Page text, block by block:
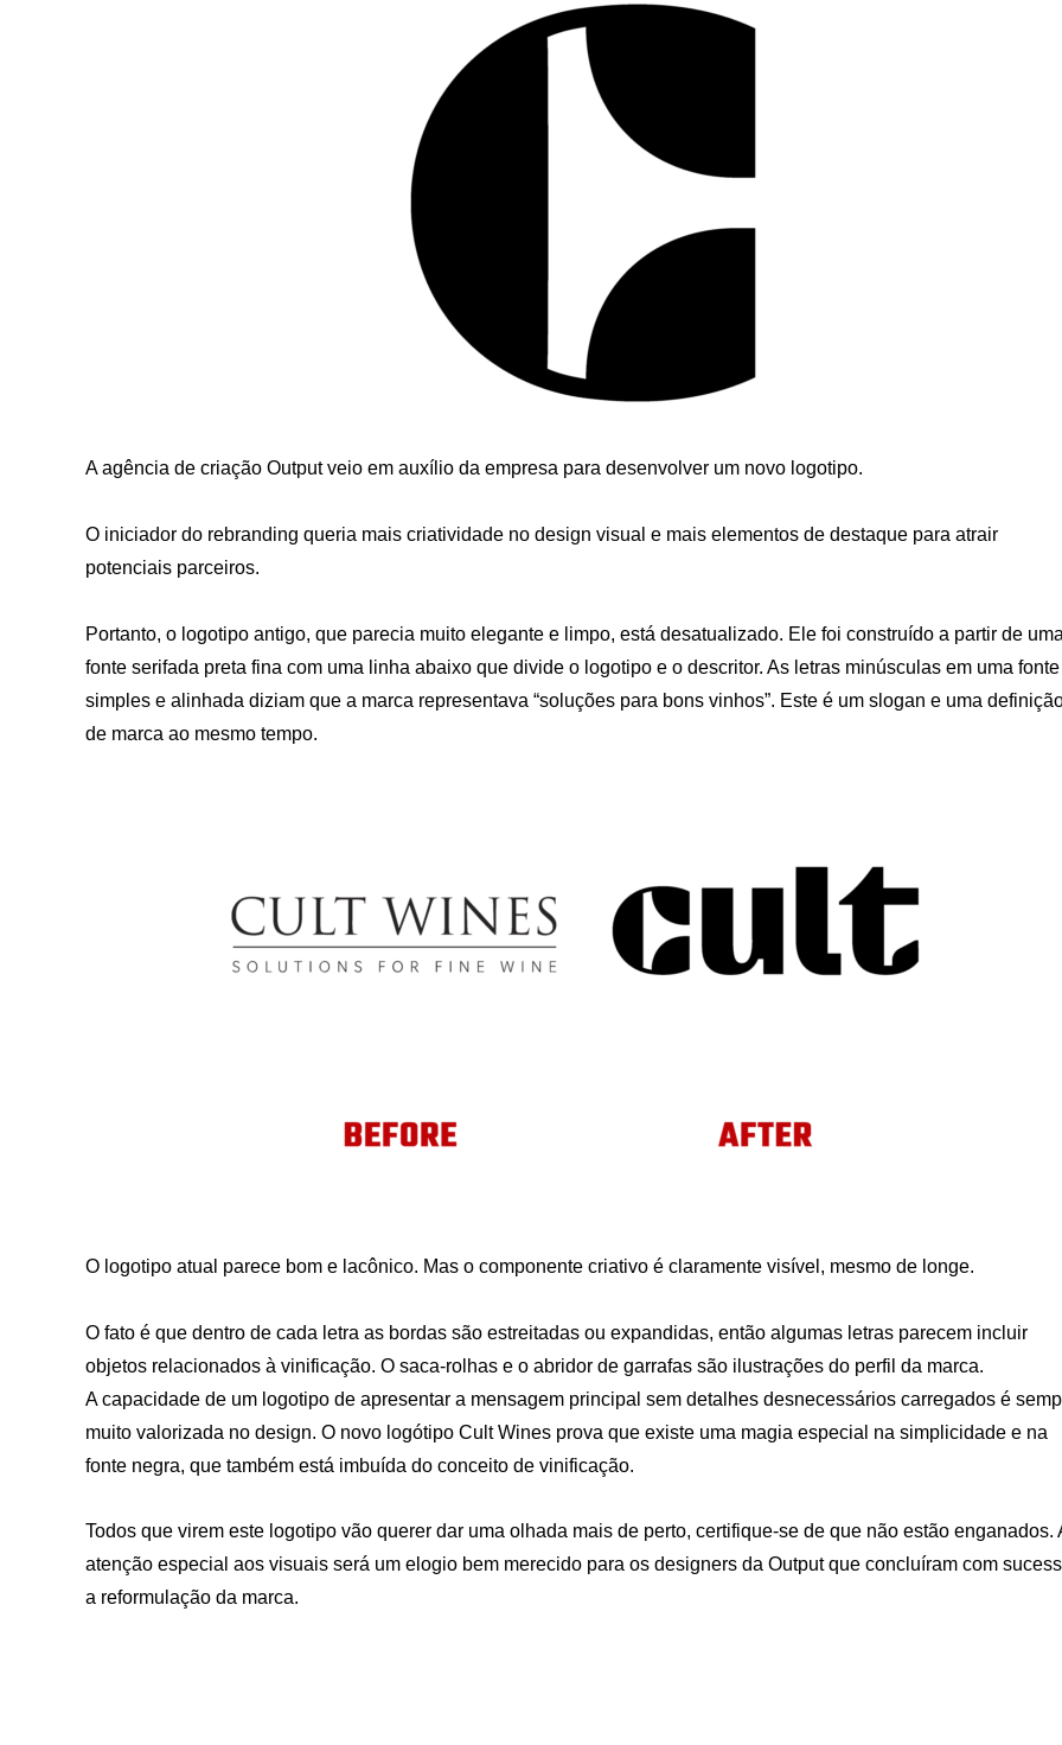
A agência de criação Output veio em auxílio da empresa para desenvolver um novo logotipo.
O iniciador do rebranding queria mais criatividade no design visual e mais elementos de destaque para atrair
potenciais parceiros.
Portanto, o logotipo antigo, que parecia muito elegante e limpo, está desatualizado. Ele foi construído a partir de uma
fonte serifada preta fina com uma linha abaixo que divide o logotipo e o descritor. As letras minúsculas em uma fonte
simples e alinhada diziam que a marca representava “soluções para bons vinhos”. Este é um slogan e uma
de marca ao mesmo tempo.
O logotipo atual parece bom e lacônico. Mas o componente criativo é claramente visível, mesmo de longe.
O fato é que dentro de cada letra as bordas são estreitadas ou expandidas, então algumas letras parecem incluir
objetos relacionados à vinificação. O saca-rolhas e o abridor de garrafas são ilustrações do perfil da marca.
A capacidade de um logotipo de apresentar a mensagem principal sem detalhes desnecessários carregados é
muito valorizada no design. O novo logótipo Cult Wines prova que existe uma magia especial na simplicidade e na
fonte negra, que também está imbuída do conceito de vinificação.
Todos que virem este logotipo vão querer dar uma olhada mais de perto, certifique-se de que não estão enganados.
atenção especial aos visuais será um elogio bem merecido para os designers da Output que concluíram com
a reformulação da marca.